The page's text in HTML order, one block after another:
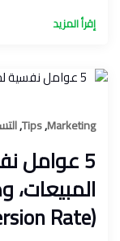
إقرأ المزيد
Marketing
,
Tips
,
5 عوامل
(Conversion Rate)!